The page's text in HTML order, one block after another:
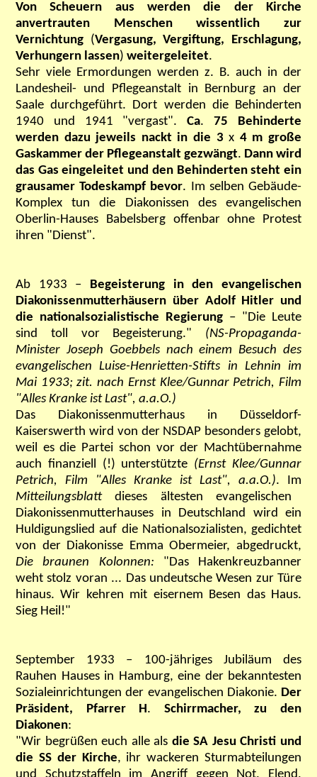
Von Scheuern aus werden die der Kirche
anvertrauten Menschen wissentlich zur
Vernichtung (Vergasung, Vergiftung, Erschlagung,
Verhungern lassen) weitergeleitet.
Sehr viele Ermordungen werden z. B. auch in der
Landesheil- und Pflegeanstalt in Bernburg an der
Saale durchgeführt. Dort werden die Behinderten
1940 und 1941 "vergast".Ca. 75 Behinderte
werden dazu jeweils nackt in die 3x 4 m große
Gaskammer der Pflegeanstalt gezwängt. Dann wird
das Gas eingeleitet und den Behinderten steht ein
grausamer Todeskampf bevor. Im selben Gebäude-
Komplex tun die Diakonissen des evangelischen
Oberlin-Hauses Babelsberg offenbar ohne Protest
ihren "Dienst".
Ab 1933 – Begeisterung in den evangelischen
Diakonissenmutterhäusern über Adolf Hitler und
die nationalsozialistische Regierung – "Die Leute
sind toll vor Begeisterung." (NS-Propaganda-
Minister Joseph Goebbels nach einem Besuch des
evangelischen Luise-Henrietten-Stifts in Lehnin im
Mai 1933; zit. nach Ernst Klee/Gunnar Petrich, Film
"Alles Kranke ist Last", a.a.O.)
Das Diakonissenmutterhaus in Düsseldorf-
Kaiserswerth wird von der NSDAP besonders gelobt,
weil es die Partei schon vor der Machtübernahme
auch finanziell (!) unterstützte (Ernst Klee/Gunnar
Petrich, Film "Alles Kranke ist Last", a.a.O.).
Im
Mitteilungsblattdieses ältesten evangelischen
Diakonissenmutterhauses in Deutschland wird ein
Huldigungslied auf die Nationalsozialisten, gedichtet
von der Diakonisse Emma Obermeier, abgedruckt,
Die braunen Kolonnen: "Das Hakenkreuzbanner
weht stolz voran ... Das undeutsche Wesen zur Türe
hinaus. Wir kehren mit eisernem Besen das Haus.
Sieg Heil!"
September 1933 – 100-jähriges Jubiläum des
Rauhen Hauses in Hamburg, eine der bekanntesten
Sozialeinrichtungen der evangelischen Diakonie. Der
Präsident, Pfarrer H. Schirrmacher, zu den
Diakonen:
"Wir begrüßen euch alle als die SA Jesu Christi und
die SS der Kirche, ihr wackeren Sturmabteilungen